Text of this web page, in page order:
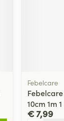
Febelcare
10cm 1m 1
€ 7,99